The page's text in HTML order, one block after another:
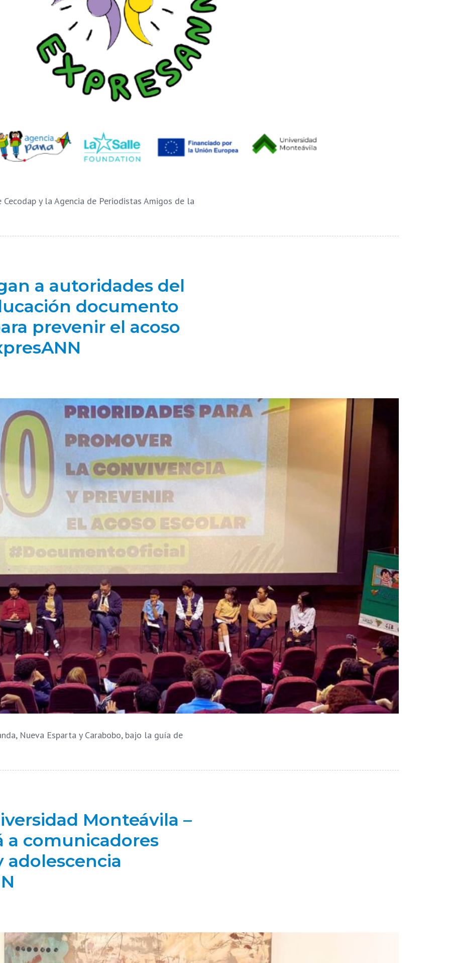
y la Agencia de Periodistas Amigos de la
a autoridades del
documento
prevenir el acoso
Nueva Esparta y Carabobo, bajo la guía de
Monteávila –
a comunicadores
adolescencia